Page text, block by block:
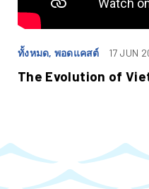
ทั้งหมด, พอดแคสต์ 17 JUN
The Evolution of